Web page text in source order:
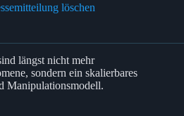
löschen
längst nicht mehr
sondern ein skalierbares
Manipulationsmodell.